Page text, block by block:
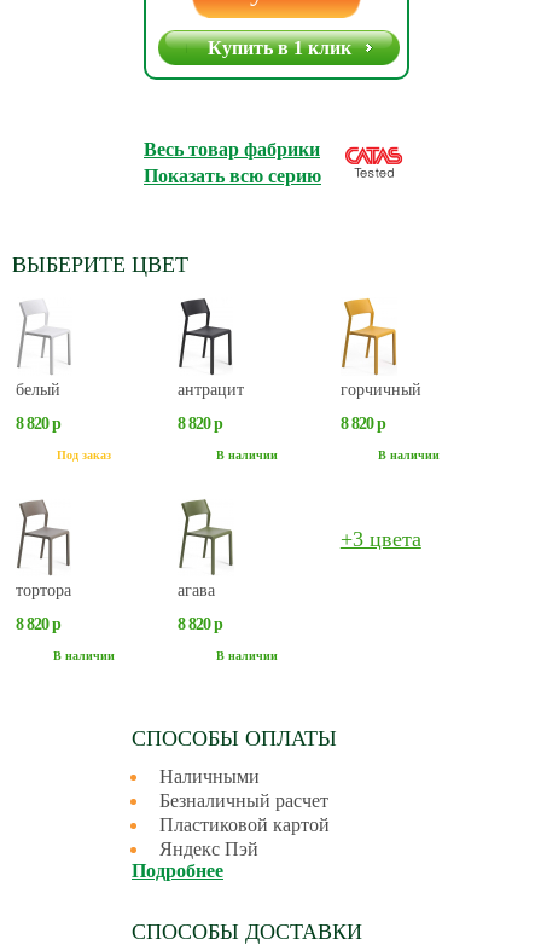
Купить в 1 клик
Весь товар фабрики
Показать всю серию
ВЫБЕРИТЕ ЦВЕТ
белый
8 820 р
Под заказ
антрацит
8 820 р
В наличии
горчичный
8 820 р
В наличии
тортора
8 820 р
В наличии
агава
8 820 р
В наличии
+3 цвета
СПОСОБЫ ОПЛАТЫ
Наличными
Безналичный расчет
Пластиковой картой
Яндекс Пэй
Подробнее
СПОСОБЫ ДОСТАВКИ